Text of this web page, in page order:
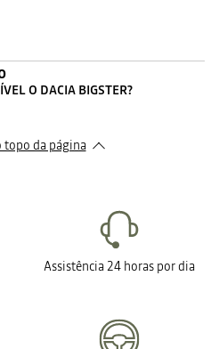
O DACIA BIGSTER?
topo da página
Assistência 24 horas por dia